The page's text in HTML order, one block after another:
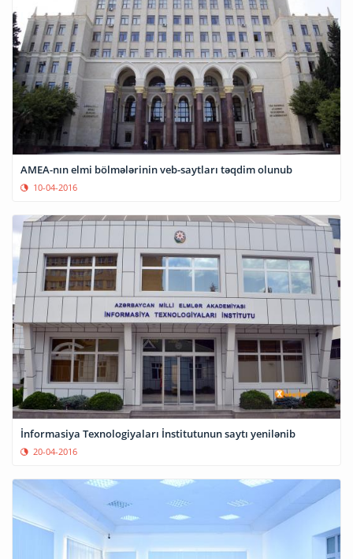
AMEA-nın elmi bölmələrinin veb-saytları təqdim olunub
10-04-2016
İnformasiya Texnologiyaları İnstitutunun saytı yenilənib
20-04-2016